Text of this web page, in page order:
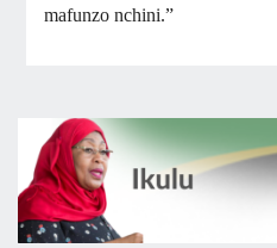
mafunzo nchini.”